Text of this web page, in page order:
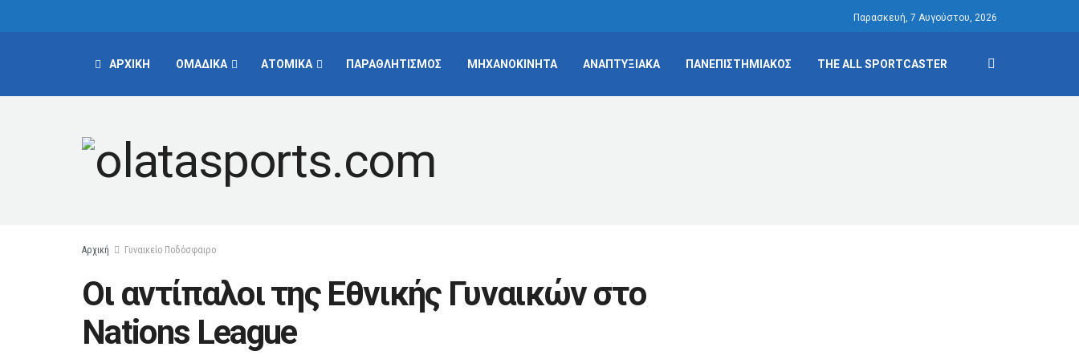
Παρασκευή, 7 Αυγούστου, 2026
ΑΡΧΙΚΗ ΟΜΑΔΙΚΑ ΑΤΟΜΙΚΑ ΠΑΡΑΘΛΗΤΙΣΜΟΣ ΜΗΧΑΝΟΚΙΝΗΤΑ ΑΝΑΠΤΥΞΙΑΚΑ ΠΑΝΕΠΙΣΤΗΜΙΑΚΟΣ THE ALL SPORTCASTER
Αρχική Γυναικείο Ποδόσφαιρο
Οι αντίπαλοι της Εθνικής Γυναικών στο
Nations League